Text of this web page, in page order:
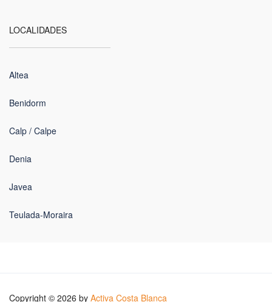
LOCALIDADES
Altea
Benidorm
Calp / Calpe
Denia
Javea
Teulada-Moraira
Copyright © 2026 by Activa Costa Blanca